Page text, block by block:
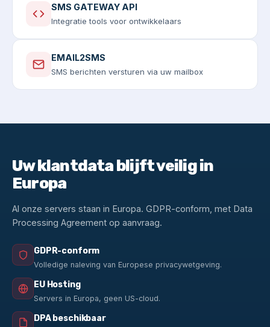
SMS GATEWAY API
Integratie tools voor ontwikkelaars
EMAIL2SMS
SMS berichten versturen via uw mailbox
Uw klantdata blijft veilig in
Europa
Al onze servers staan in Europa. GDPR-conform, met Data
Processing Agreement op aanvraag.
GDPR-conform
Volledige naleving van Europese privacywetgeving.
EU Hosting
Servers in Europa, geen US-cloud.
DPA beschikbaar